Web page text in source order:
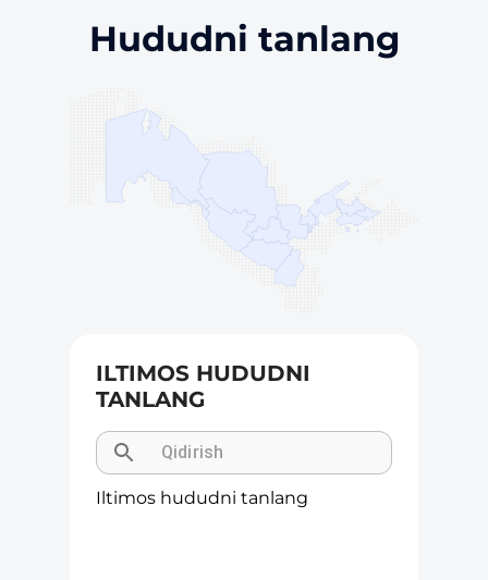
Hududni tanlang
ILTIMOS HUDUDNI
TANLANG
Iltimos hududni tanlang